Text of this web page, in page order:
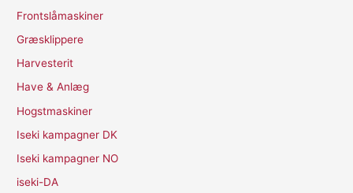
Frontslåmaskiner
Græsklippere
Harvesterit
Have & Anlæg
Hogstmaskiner
Iseki kampagner DK
Iseki kampagner NO
iseki-DA